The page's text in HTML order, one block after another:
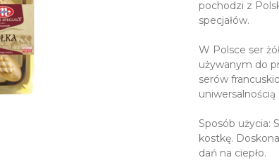
pochodzi z
specjałów.
W Polsce ser
używanym do
serów
uniwersalnością
Sposób użycia:
kostkę.
dań na ciepło.